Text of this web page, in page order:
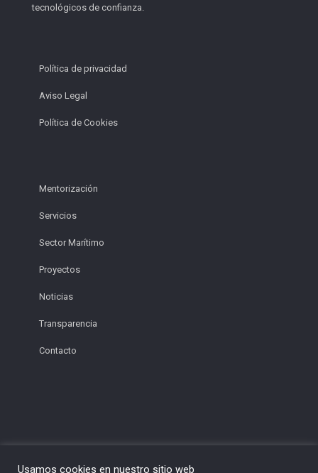
tecnológicos de confianza.
Política de privacidad
Aviso Legal
Política de Cookies
Mentorización
Servicios
Sector Marítimo
Proyectos
Noticias
Transparencia
Contacto
Usamos cookies en nuestro sitio web